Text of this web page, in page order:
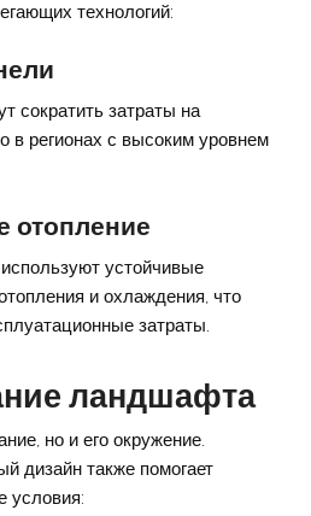
технологий:
сократить затраты на
в регионах с высоким уровнем
отопление
устойчивые
и охлаждения, что
затраты.
ландшафта
но и его окружение.
дизайн также помогает
условия: